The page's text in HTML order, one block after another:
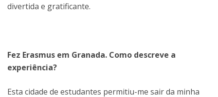
divertida e gratificante.
Fez Erasmus em Granada. Como descreve a
experiência?
Esta cidade de estudantes permitiu-me sair da minha